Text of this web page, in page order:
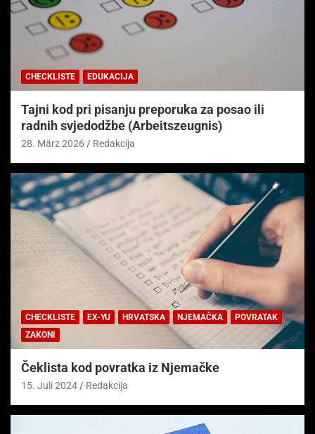
CHECKLISTE EDUKACIJA
Tajni kod pri pisanju preporuka za posao ili
radnih svjedodžbe (Arbeitszeugnis)
28. März 2026 Redakcija
CHECKLISTE EX-YU HRVATSKA NJEMAČKA
POVRATAK
ZAKONI
Čeklista kod povratka iz Njemačke
15. Juli 2024 Redakcija